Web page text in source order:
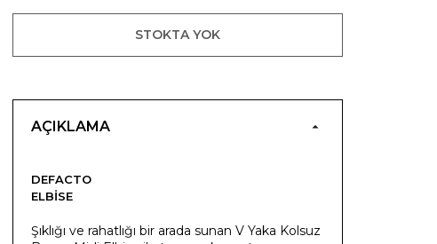
STOKTA YOK
AÇIKLAMA
DEFACTO
ELBISE
Şıklığı ve rahatlığı bir arada sunan V Yaka Kolsuz